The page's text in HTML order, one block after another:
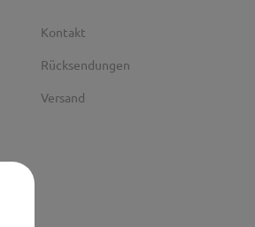
Kontakt
Rücksendungen
Versand